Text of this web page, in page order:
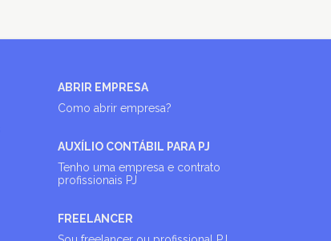
ABRIR EMPRESA
Como abrir empresa?
AUXÍLIO CONTÁBIL PARA PJ
Tenho uma empresa e contrato
profissionais PJ
FREELANCER